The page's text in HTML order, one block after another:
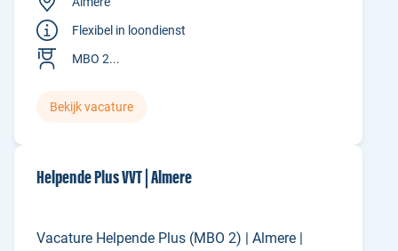
Flexibel in loondienst
MBO 2...
Bekijk vacature
Helpende Plus VVT | Almere
Vacature Helpende Plus (MBO 2) | Almere |